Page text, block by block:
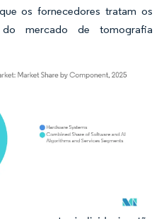
os fornecedores tratam os
mercado de tomografia